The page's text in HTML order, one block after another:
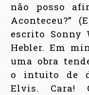
não posso
Aconteceu?”
escrito Sonny
Hebler.Em
uma obra
o intuito de
Elvis. Cara!